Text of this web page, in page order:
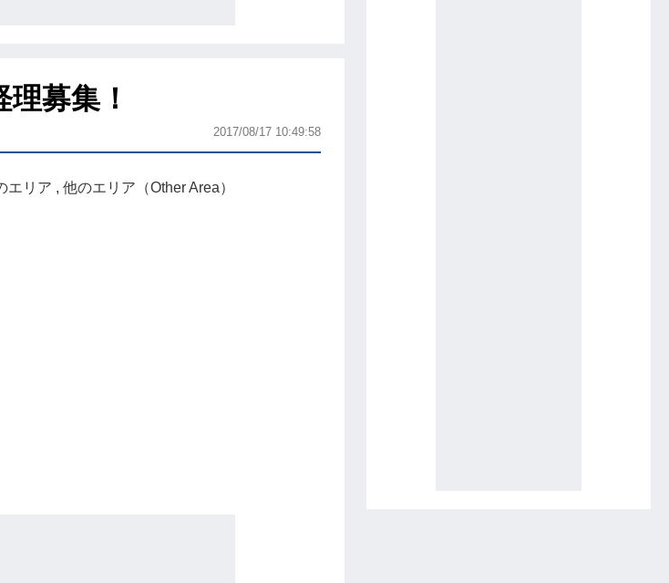
募集！
2017/08/17 10:49:58
エリア , 他のエリア（Other Area）